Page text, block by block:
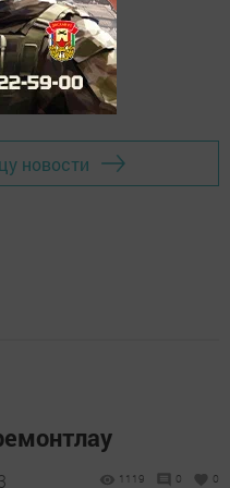
в
MАХ:
новости
1119 0 0